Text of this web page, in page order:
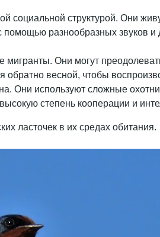
социальной структурой. Они
разнообразных звуков
Они могут
весной, чтобы
используют сложные
степень кооперации и
ласточек в их средах обитания.